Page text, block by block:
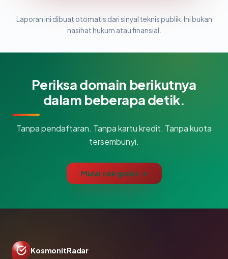
Laporan ini dibuat otomatis dari sinyal teknis publik. Ini bukan
nasihat hukum atau finansial.
Periksa domain berikutnya
dalam beberapa detik.
Tanpa pendaftaran. Tanpa kartu kredit. Tanpa kuota
tersembunyi.
Mulai cek gratis →
KosmonitRadar